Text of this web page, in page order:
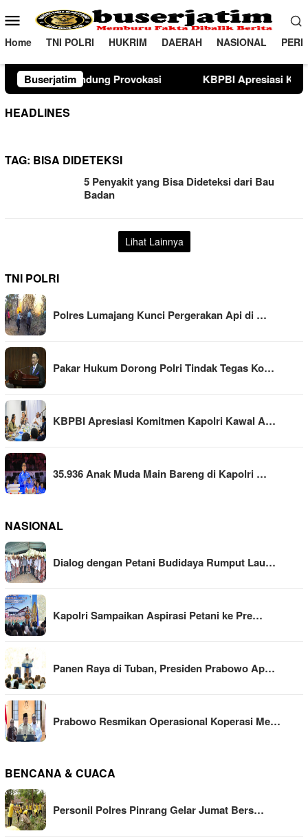
ke
konten
Menu
Mobile
Home TNI POLRI HUKRIM DAERAH NASIONAL
Buserjatim KBPBI Apresiasi Komitmen Kapolri Kawal
HEADLINES
TAG: BISA DIDETEKSI
5 Penyakit yang Bisa Dideteksi dari Bau
Badan
Lihat Lainnya
TNI POLRI
Polres Lumajang Kunci Pergerakan Api di …
Pakar Hukum Dorong Polri Tindak Tegas Ko…
KBPBI Apresiasi Komitmen Kapolri Kawal A…
35.936 Anak Muda Main Bareng di Kapolri …
NASIONAL
Dialog dengan Petani Budidaya Rumput Lau…
Kapolri Sampaikan Aspirasi Petani ke Pre…
Panen Raya di Tuban, Presiden Prabowo Ap…
Prabowo Resmikan Operasional Koperasi Me…
BENCANA & CUACA
Personil Polres Pinrang Gelar Jumat Bers…